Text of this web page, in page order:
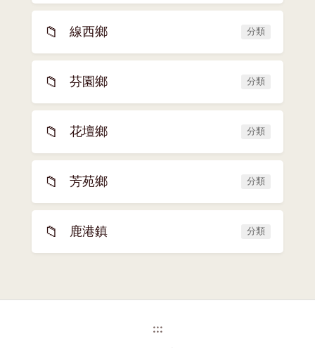
📁 線西鄉 分類
📁 芬園鄉 分類
📁 花壇鄉 分類
📁 芳苑鄉 分類
📁 鹿港鎮 分類
:::